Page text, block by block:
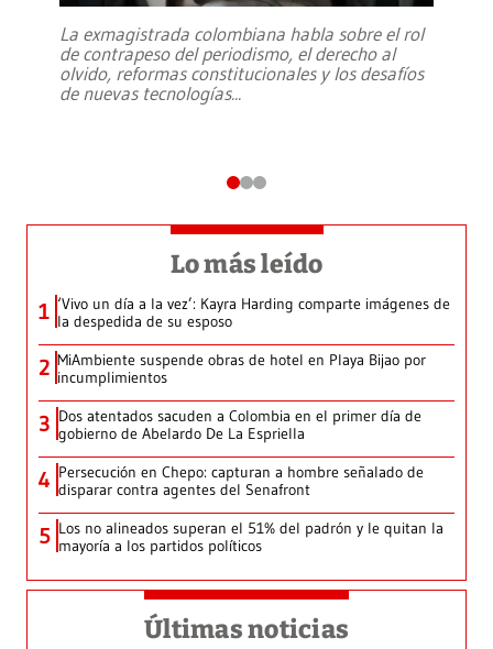
La exmagistrada colombiana habla sobre el rol
de contrapeso del periodismo, el derecho al
olvido, reformas constitucionales y los desafíos
de nuevas tecnologías...
Lo más leído
1 ‘Vivo un día a la vez’: Kayra Harding comparte imágenes de
la despedida de su esposo
2 MiAmbiente suspende obras de hotel en Playa Bijao por
incumplimientos
3 Dos atentados sacuden a Colombia en el primer día de
gobierno de Abelardo De La Espriella
4 Persecución en Chepo: capturan a hombre señalado de
disparar contra agentes del Senafront
5 Los no alineados superan el 51% del padrón y le quitan la
mayoría a los partidos políticos
Últimas noticias